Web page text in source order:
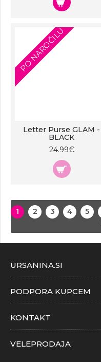
PO NAROČILU
Letter Purse GLAM -
BLACK
24.99€
1 2 3 4 5
URSANINA.SI
PODPORA KUPCEM
KONTAKT
VELEPRODAJA